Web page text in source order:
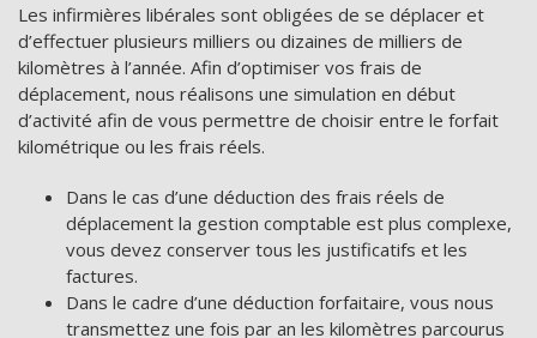
Les infirmières libérales sont obligées de se déplacer et
d’effectuer plusieurs milliers ou dizaines de milliers de
kilomètres à l’année. Afin d’optimiser vos frais de
déplacement, nous réalisons une simulation en début
d’activité afin de vous permettre de choisir entre le forfait
kilométrique ou les frais réels.
Dans le cas d’une déduction des frais réels de
déplacement la gestion comptable est plus complexe,
vous devez conserver tous les justificatifs et les
factures.
Dans le cadre d’une déduction forfaitaire, vous nous
transmettez une fois par an les kilomètres parcourus